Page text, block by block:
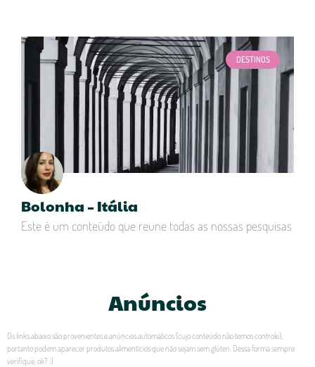
DESTINOS
Bolonha – Itália
Este é um conteúdo que reune todas as nossas pesquisas
Anúncios
Os links abaixo são provenientes e anúncios automáticos (cujo conteúdo não temos controle),
portanto podem aparecer produtos alimentícios que não sejam sem glúten. Dessa forma sempre
verifique, ok? :)